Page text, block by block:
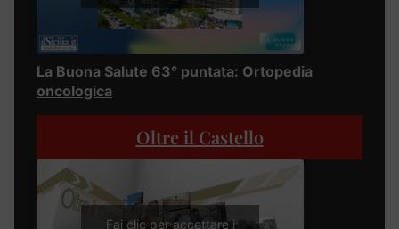
La Buona Salute 63° puntata: Ortopedia
oncologica
Oltre il Castello
Fai clic per accettare i